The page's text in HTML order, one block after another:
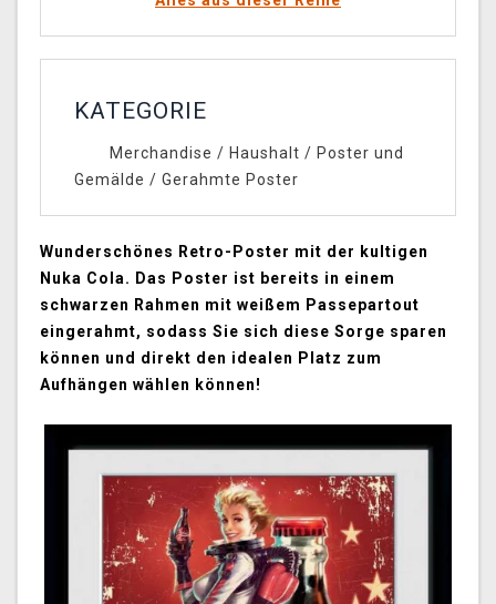
KATEGORIE
Merchandise / Haushalt / Poster und
Gemälde / Gerahmte Poster
Wunderschönes Retro-Poster mit der kultigen
Nuka Cola. Das Poster ist bereits in einem
schwarzen Rahmen mit weißem Passepartout
eingerahmt, sodass Sie sich diese Sorge sparen
können und direkt den idealen Platz zum
Aufhängen wählen können!